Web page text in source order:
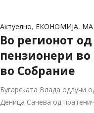
Актуелно, ЕКОНОМИЈА,
Во регионот
пензионери
во Собрание
Бугарската Влада одлучи
Деница Сачева од